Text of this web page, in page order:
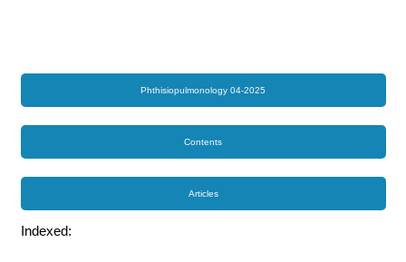
Phthisiopulmonology 04-2025
Contents
Articles
Indexed: